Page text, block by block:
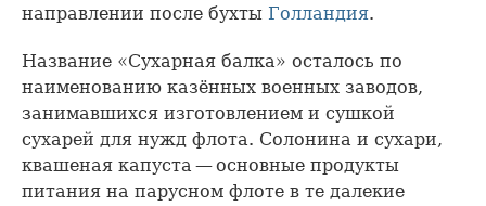
направлении после бухты Голландия.
Название «Сухарная балка» осталось по
наименованию казённых военных заводов,
занимавшихся изготовлением и сушкой
сухарей для нужд флота. Солонина и сухари,
квашеная капуста — основные продукты
питания на парусном флоте в те далекие